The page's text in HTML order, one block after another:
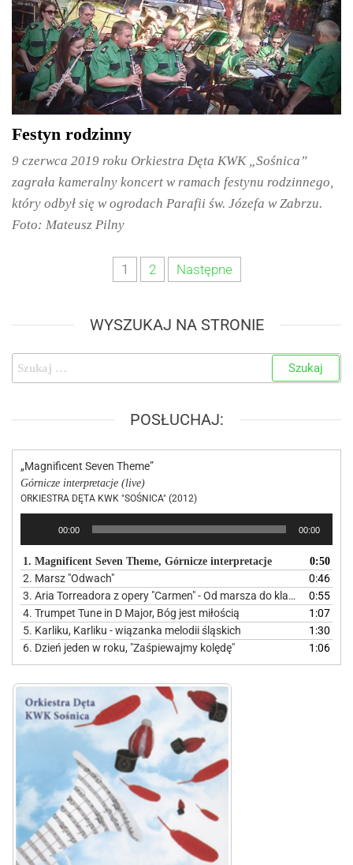
Festyn rodzinny
9 czerwca 2019 roku Orkiestra Dęta KWK „Sośnica”
zagrała kameralny koncert w ramach festynu rodzinnego,
który odbył się w ogrodach Parafii św. Józefa w Zabrzu.
Foto: Mateusz Pilny
1 2 Następne
WYSZUKAJ NA STRONIE
POSŁUCHAJ:
„Magnificent Seven Theme”
Górnicze interpretacje (live)
ORKIESTRA DĘTA KWK "SOŚNICA" (2012)
00:00 00:00
1. Magnificent Seven Theme, Górnicze interpretacje 0:50
2. Marsz "Odwach"
0:46
3. Aria Torreadora z opery "Carmen" - Od marsza do klasyki
0:55
4. Trumpet Tune in D Major, Bóg jest miłością
1:07
5. Karliku, Karliku - wiązanka melodii śląskich
1:30
6. Dzień jeden w roku, "Zaśpiewajmy kolędę"
1:06